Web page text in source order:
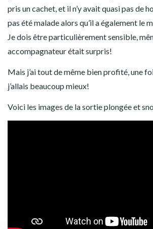
pris un cachet, et il n’y avait quasi pas de
pas été malade alors qu’il a également le
Je dois être particulièrement sensible,
accompagnateur était surpris!
Mais j’ai tout de même bien profité, une
j’allais beaucoup mieux!
Voici les images de la sortie plongée et